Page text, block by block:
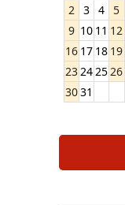
2 3 4 5
9 10 11 12
16 17 18 19
23242526
3031